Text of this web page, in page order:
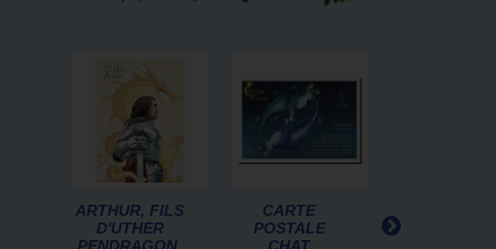
ARTHUR, FILS
D'UTHER
CARTE
POSTALE
DE